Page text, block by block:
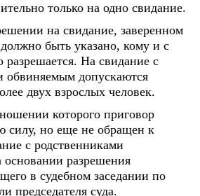
только на одно свидание.
на свидание, заверенном
быть указано, кому и с
На свидание с
обвиняемым допускаются
двух взрослых человек.
которого приговор
силу, но еще не обращен к
с родственниками
основании разрешения
в судебном заседании по
председателя суда.